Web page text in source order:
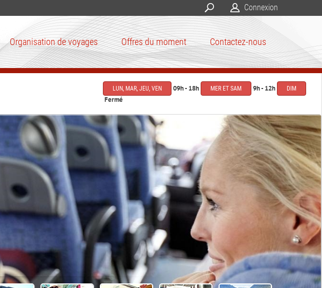
Connexion
Organisation de voyages Offres du moment Contactez-nous
LUN, MAR, JEU, VEN 09h - 18h MER ET SAM 9h - 12h DIM
Fermé